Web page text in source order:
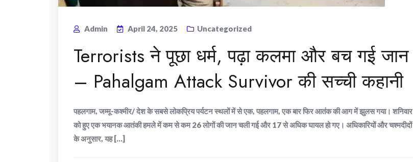
Admin April 24, 2025 Uncategorized
Terrorists ने पूछा धर्म, पढ़ा कलमा और बच गई जान
– Pahalgam Attack Survivor की सच्ची कहानी
पहलगाम, जम्मू-कश्मीर/ देश के सबसे लोकप्रिय पर्यटन स्थलों में से एक, पहलगाम, एक बार फिर आतंक की आग में झुलस गया। शनिवार
को हुए एक भयानक आतंकी हमले में कम से कम 26 लोगों की जान चली गई और 17 से अधिक घायल हो गए। अधिकारियों और चश्मदीदों
के अनुसार, यह [...]